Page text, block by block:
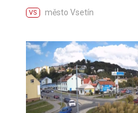
VS město Vsetín